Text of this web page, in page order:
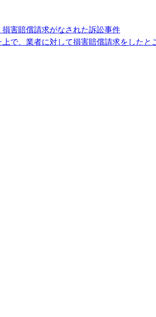
害賠償請求がなされた訴訟事件
で、業者に対して損害賠償請求をした